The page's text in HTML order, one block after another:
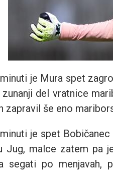
je Mura spet
del vratnice
zapravil še eno
je spet
Jug, malce zatem pa
segati po menjavah,